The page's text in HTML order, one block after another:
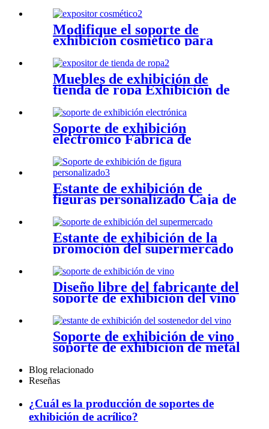
promoción y almacenamiento
Modifique el soporte de
exhibición cosmético para
componga el estante de
exhibición del piso del bursh
Muebles de exhibición de
tienda de ropa Exhibición de
boutique Estante de ropa de
metal dorado para venta al
por menor
Soporte de exhibición
electrónico Fábrica de
China
Estante de exhibición de
figuras personalizado Caja de
exhibición Difigure
Estante de exhibición de la
promoción del supermercado
Fabricante ODM/OEM
Diseño libre del fabricante del
soporte de exhibición del vino
de la personalización
Soporte de exhibición de vino
soporte de exhibición de metal
Blog relacionado
Reseñas
¿Cuál es la producción de soportes de
exhibición de acrílico?